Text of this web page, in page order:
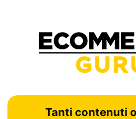
Tanti contenuti